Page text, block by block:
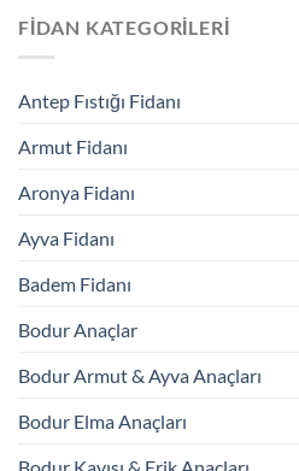
FIDAN KATEGORILERI
Antep Fıstığı Fidanı
Armut Fidanı
Aronya Fidanı
Ayva Fidanı
Badem Fidanı
Bodur Anaçlar
Bodur Armut & Ayva Anaçları
Bodur Elma Anaçları
Bodur Kayısı & Erik Anaçları